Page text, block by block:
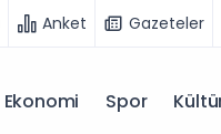
Anket Gazeteler
Ekonomi Spor